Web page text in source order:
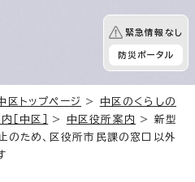
緊急情報なし
防災ポータル
区トップページ >
中区のくらしの
［中区］ > 中区役所案内
> 新型
のため、区役所市民課の窓口以外